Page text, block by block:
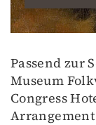
Passend zur
Museum
Congress